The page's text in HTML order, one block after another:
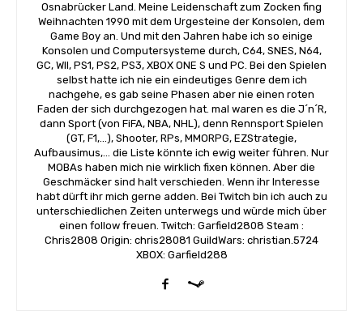
Osnabrücker Land. Meine Leidenschaft zum Zocken fing
Weihnachten 1990 mit dem Urgesteine der Konsolen, dem
Game Boy an. Und mit den Jahren habe ich so einige
Konsolen und Computersysteme durch, C64, SNES, N64,
GC, WII, PS1, PS2, PS3, XBOX ONE S und PC. Bei den Spielen
selbst hatte ich nie ein eindeutiges Genre dem ich
nachgehe, es gab seine Phasen aber nie einen roten
Faden der sich durchgezogen hat. mal waren es die J´n´R,
dann Sport (von FiFA, NBA, NHL), denn Rennsport Spielen
(GT, F1,...), Shooter, RPs, MMORPG, EZStrategie,
Aufbausimus,... die Liste könnte ich ewig weiter führen. Nur
MOBAs haben mich nie wirklich fixen können. Aber die
Geschmäcker sind halt verschieden. Wenn ihr Interesse
habt dürft ihr mich gerne adden. Bei Twitch bin ich auch zu
unterschiedlichen Zeiten unterwegs und würde mich über
einen follow freuen. Twitch: Garfield2808 Steam :
Chris2808 Origin: chris28081 GuildWars: christian.5724
XBOX: Garfield288